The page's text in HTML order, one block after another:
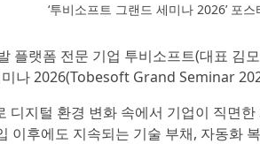
‘투비소프트 그랜드 세미나 2026’ 포스
플랫폼 전문 기업 투비소프트(대표 김
나 2026(Tobesoft Grand Seminar
디지털 환경 변화 속에서 기업이 직면
이후에도 지속되는 기술 부채, 자동화